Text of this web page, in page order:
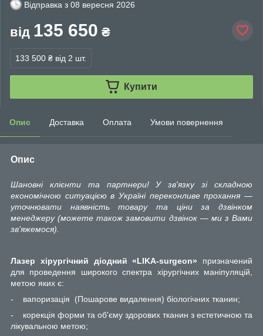
Відправка з 08 вересня 2026
від 135 650 ₴
133 500 ₴ від 2 шт.
Купити
Опис Доставка Оплата Умови повернення
Опис
Шановні клієнти та партнери! У зв'язку зі складною
економічною ситуацією в Україні переконливе прохання —
уточнювати наявність товару та ціни за дзвінком
менеджеру (можете також замовити дзвінок — ми з Вами
зв'яжемося).
Лазер хірургічний діодний «LIKA-surgeon» призначений
для проведення широкого спектра хірургічних маніпуляцій,
метою яких є:
-
вапоризація
(Пошарове видалення) біологічних тканин;
-
корекція форми та об'єму здорових тканин з естетичною та
лікувальною метою;